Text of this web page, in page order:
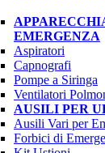
EMERGENZA
Aspiratori
Capnografi
Pompe a Siringa
Ventilatori
AUSILI PER
Ausili Vari per
Forbici di